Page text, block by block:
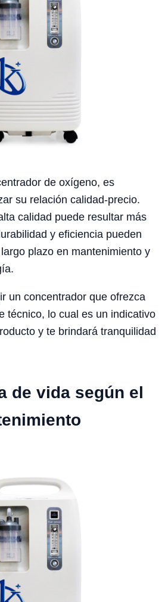
de oxígeno, es
su relación calidad-precio.
calidad puede resultar más
y eficiencia pueden
plazo en mantenimiento y
un concentrador que ofrezca
técnico, lo cual es un indicativo
y te brindará tranquilidad
de vida según el